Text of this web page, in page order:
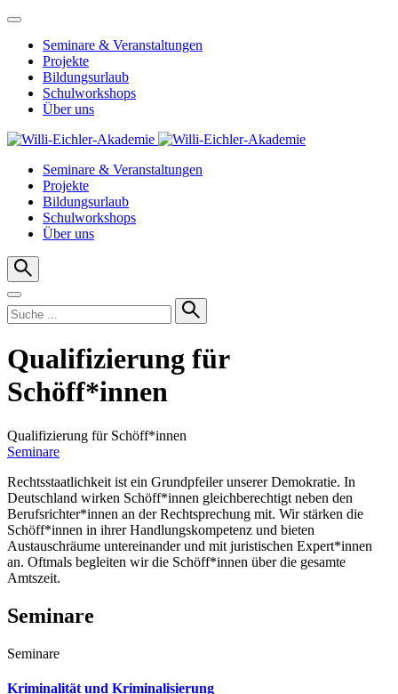
Seminare & Veranstaltungen
Projekte
Bildungsurlaub
Schulworkshops
Über uns
Seminare & Veranstaltungen
Projekte
Bildungsurlaub
Schulworkshops
Über uns
Qualifizierung für
Schöff*innen
Qualifizierung für Schöff*innen
Seminare
Rechtsstaatlichkeit ist ein Grundpfeiler unserer Demokratie. In
Deutschland wirken Schöff*innen gleichberechtigt neben den
Berufsrichter*innen an der Rechtsprechung mit. Wir stärken die
Schöff*innen in ihrer Handlungskompetenz und bieten
Austauschräume untereinander und mit juristischen Expert*innen
an. Oftmals begleiten wir die Schöff*innen über die gesamte
Amtszeit.
Seminare
Seminare
Kriminalität und Kriminalisierung